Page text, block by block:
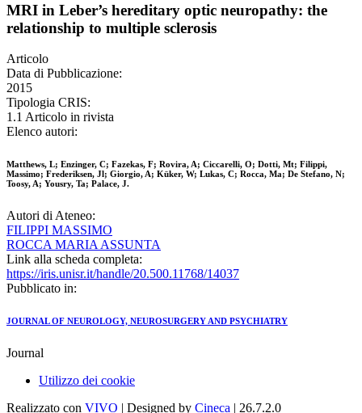
MRI in Leber’s hereditary optic neuropathy: the
relationship to multiple sclerosis
Articolo
Data di Pubblicazione:
2015
Tipologia CRIS:
1.1 Articolo in rivista
Elenco autori:
Matthews, L; Enzinger, C; Fazekas, F; Rovira, A; Ciccarelli, O; Dotti, Mt; Filippi,
Massimo; Frederiksen, Jl; Giorgio, A; Küker, W; Lukas, C; Rocca, Ma; De Stefano, N;
Toosy, A; Yousry, Ta; Palace, J.
Autori di Ateneo:
FILIPPI MASSIMO
ROCCA MARIA ASSUNTA
Link alla scheda completa:
https://iris.unisr.it/handle/20.500.11768/14037
Pubblicato in:
JOURNAL OF NEUROLOGY, NEUROSURGERY AND PSYCHIATRY
Journal
Utilizzo dei cookie
Realizzato con VIVO | Designed by Cineca | 26.7.2.0